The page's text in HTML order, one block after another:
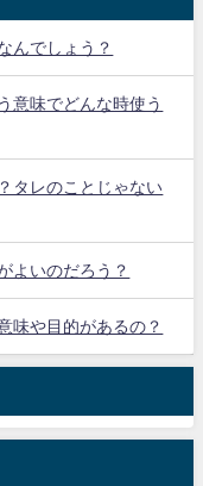
んでしょう？
意味でどんな時使う
タレのことじゃない
よいのだろう？
味や目的があるの？